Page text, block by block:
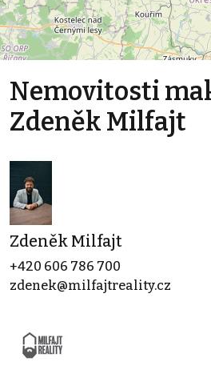
Nemovitosti
Zdeněk Milfajt
Zdeněk Milfajt
+420 606 786 700
zdenek@milfajtreality.cz